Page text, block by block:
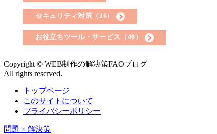
セキュリティ対策（16）
お役立ちツール・サービス（40）
Copyright © WEB制作の解決策FAQブログ
All rights reserved.
トップページ
このサイトについて
プライバシーポリシー
問題 × 解決策